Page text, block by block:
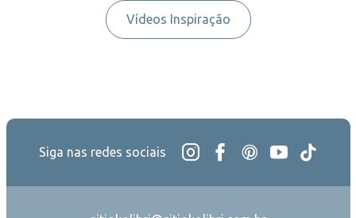
Vídeos Inspiração
Siga nas redes sociais